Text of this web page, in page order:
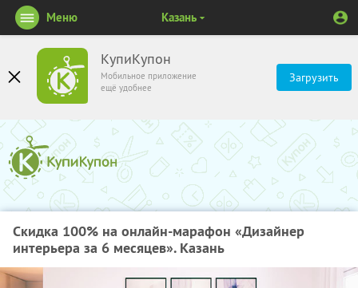
КупиКупон
Мобильное приложение
ещё удобнее
Загрузить
Меню Казань
Скидка 100% на онлайн-марафон «Дизайнер
интерьера за 6 месяцев». Казань